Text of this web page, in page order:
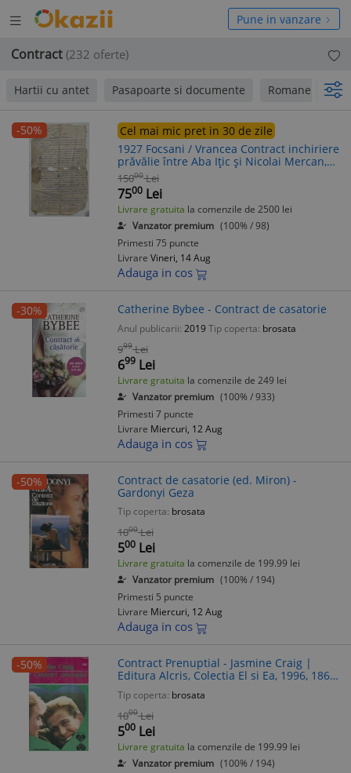
Deschide
meniul
Pune in vanzare
Contract (232 oferte)
Hartii cu antet Pasapoarte si documente Romane
-50%
Cel mai mic pret in 30 de zile
1927 Focsani / Vrancea Contract inchiriere
prăvălie între Aba Ițic și Nicolai Mercan,
comercianti, Str Mare a Unirii 219 / Str.
Călcâiu Nr 20 iudaica
15000 Lei
7500 Lei
Livrare gratuita la comenzile de 2500 lei
Vanzator premium (100% / 98)
Primesti 75 puncte
Livrare Vineri, 14 Aug
Adauga in cos
-30% Catherine Bybee - Contract de casatorie
Anul publicarii: 2019Tip coperta: brosata
999 Lei
699 Lei
Livrare gratuita la comenzile de 249 lei
Vanzator premium (100% / 933)
Primesti 7 puncte
Livrare Miercuri, 12 Aug
Adauga in cos
-50%
Contract de casatorie (ed. Miron) -
Gardonyi Geza
Tip coperta: brosata
1000 Lei
500 Lei
Livrare gratuita la comenzile de 199.99 lei
Vanzator premium (100% / 194)
Primesti 5 puncte
Livrare Miercuri, 12 Aug
Adauga in cos
-50%
Contract Prenuptial - Jasmine Craig |
Editura Alcris, Colectia El si Ea, 1996, 186
Pagini, Carte Colectionata
Tip coperta: brosata
1000 Lei
500 Lei
Livrare gratuita la comenzile de 199.99 lei
Vanzator premium (100% / 194)